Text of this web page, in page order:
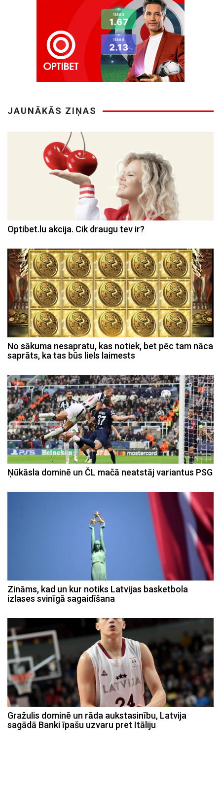
JAUNĀKĀS ZIŅAS
Optibet.lu akcija. Cik draugu tev ir?
No sākuma nesapratu, kas notiek, bet pēc tam nāca
saprāts, ka tas būs liels laimests
Ņūkāsla dominē un ČL mačā neatstāj variantus PSG
Zināms, kad un kur notiks Latvijas basketbola
izlases svinīgā sagaidīšana
Gražulis dominē un rāda aukstasinību, Latvija
sagādā Banki īpašu uzvaru pret Itāliju